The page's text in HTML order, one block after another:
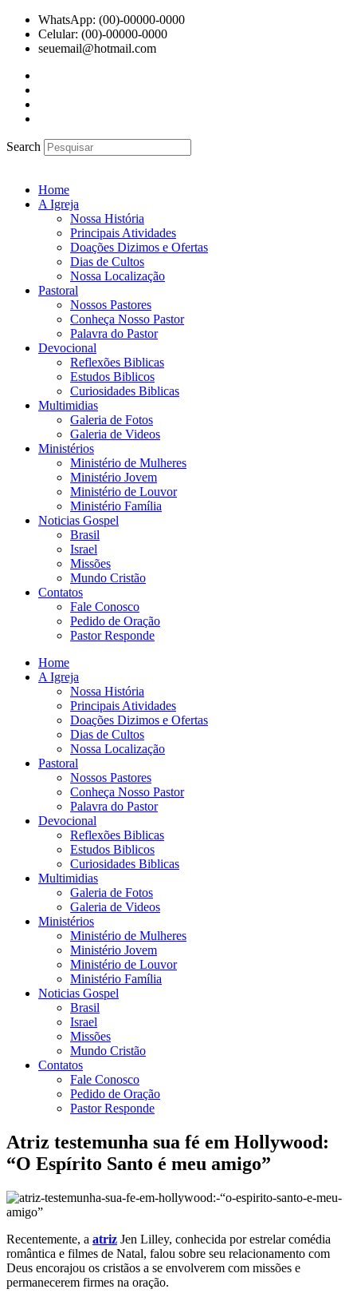
para
WhatsApp: (00)-00000-0000
Celular: (00)-00000-0000
seuemail@hotmail.com
Search
Home
A Igreja
Nossa História
Principais Atividades
Doações Dizimos e Ofertas
Dias de Cultos
Nossa Localização
Pastoral
Nossos Pastores
Conheça Nosso Pastor
Palavra do Pastor
Devocional
Reflexões Biblicas
Estudos Biblicos
Curiosidades Biblicas
Multimidias
Galeria de Fotos
Galeria de Videos
Ministérios
Ministério de Mulheres
Ministério Jovem
Ministério de Louvor
Ministério Família
Noticias Gospel
Brasil
Israel
Missões
Mundo Cristão
Contatos
Fale Conosco
Pedido de Oração
Pastor Responde
Home
A Igreja
Nossa História
Principais Atividades
Doações Dizimos e Ofertas
Dias de Cultos
Nossa Localização
Pastoral
Nossos Pastores
Conheça Nosso Pastor
Palavra do Pastor
Devocional
Reflexões Biblicas
Estudos Biblicos
Curiosidades Biblicas
Multimidias
Galeria de Fotos
Galeria de Videos
Ministérios
Ministério de Mulheres
Ministério Jovem
Ministério de Louvor
Ministério Família
Noticias Gospel
Brasil
Israel
Missões
Mundo Cristão
Contatos
Fale Conosco
Pedido de Oração
Pastor Responde
Atriz testemunha sua fé em Hollywood:
“O Espírito Santo é meu amigo”
Recentemente, a atriz Jen Lilley, conhecida por estrelar comédia
romântica e filmes de Natal, falou sobre seu relacionamento com
Deus encorajou os cristãos a se envolverem com missões e
permanecerem firmes na oração.